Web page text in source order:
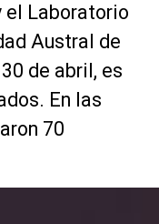
el Laboratorio
Austral de
de abril, es
En las
70